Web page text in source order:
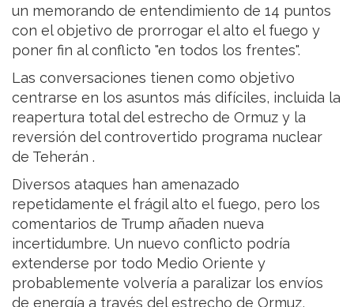
un memorando de entendimiento de 14 puntos
con el objetivo de prorrogar el alto el fuego y
poner fin al conflicto "en todos los frentes".
Las conversaciones tienen como objetivo
centrarse en los asuntos más difíciles, incluida la
reapertura total del estrecho de Ormuz y la
reversión del controvertido programa nuclear
de Teherán .
Diversos ataques han amenazado
repetidamente el frágil alto el fuego, pero los
comentarios de Trump añaden nueva
incertidumbre. Un nuevo conflicto podría
extenderse por todo Medio Oriente y
probablemente volvería a paralizar los envíos
de energía a través del estrecho de Ormuz,